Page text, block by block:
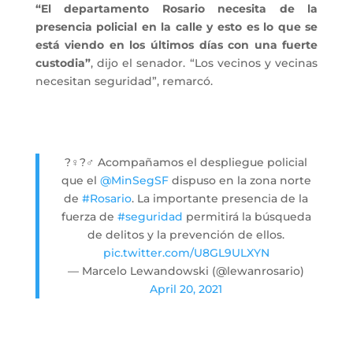
“El departamento Rosario necesita de la
presencia policial en la calle y esto es lo que se
está viendo en los últimos días con una fuerte
custodia”, dijo el senador. “Los vecinos y vecinas
necesitan seguridad”, remarcó.
?‍♀️?‍♂️ Acompañamos el despliegue policial
que el @MinSegSFdispuso en la zona norte
de#Rosario. La importante presencia de la
fuerza de #seguridad permitirá la búsqueda
de delitos y la prevención de ellos.
pic.twitter.com/U8GL9ULXYN
— Marcelo Lewandowski (@lewanrosario)
April 20, 2021